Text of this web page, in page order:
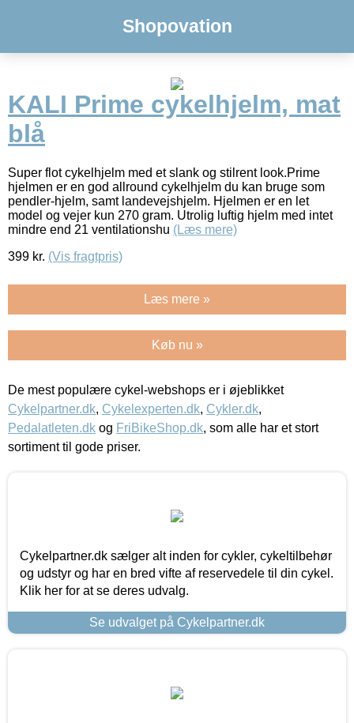
Shopovation
KALI Prime cykelhjelm, mat
blå
Super flot cykelhjelm med et slank og stilrent look.Prime
hjelmen er en god allround cykelhjelm du kan bruge som
pendler-hjelm, samt landevejshjelm. Hjelmen er en let
model og vejer kun 270 gram. Utrolig luftig hjelm med intet
mindre end 21 ventilationshu (Læs mere)
399 kr. (Vis fragtpris)
Læs mere »
Køb nu »
De mest populære cykel-webshops er i øjeblikket
Cykelpartner.dk, Cykelexperten.dk, Cykler.dk,
Pedalatleten.dk og FriBikeShop.dk, som alle har et stort
sortiment til gode priser.
Cykelpartner.dk sælger alt inden for cykler, cykeltilbehør
og udstyr og har en bred vifte af reservedele til din cykel.
Klik her for at se deres udvalg.
Se udvalget på Cykelpartner.dk